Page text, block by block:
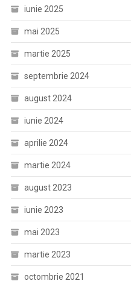
iunie 2025
mai 2025
martie 2025
septembrie 2024
august 2024
iunie 2024
aprilie 2024
martie 2024
august 2023
iunie 2023
mai 2023
martie 2023
octombrie 2021